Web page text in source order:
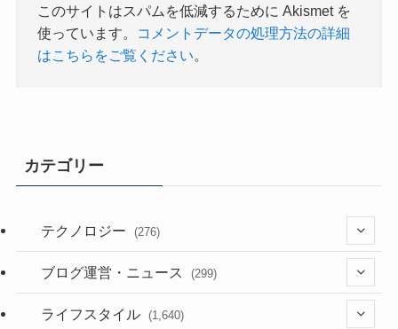
このサイトはスパムを低減するために Akismet を
使っています。
コメントデータの処理方法の詳細
はこちらをご覧ください。
カテゴリー
テクノロジー (276)
(36)
(187)
ブログ運営・ニュース (299)
(118)
ライフスタイル (1,640)